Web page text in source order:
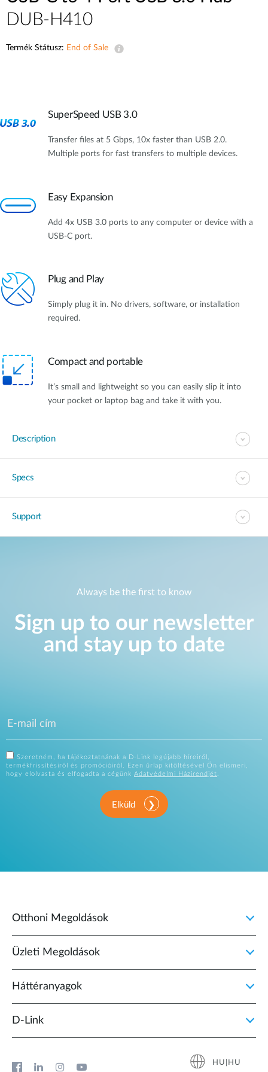
DUB-H410
Termék Státusz: End of Sale
SuperSpeed USB 3.0
Transfer files at 5 Gbps, 10x faster than USB 2.0.
Multiple ports for fast transfers to multiple devices.
Easy Expansion
Add 4x USB 3.0 ports to any computer or device with a
USB-C port.
Plug and Play
Simply plug it in. No drivers, software, or installation
required.
Compact and portable
It’s small and lightweight so you can easily slip it into
your pocket or laptop bag and take it with you.
Description
Specs
Support
Always be the first to know
Sign up to our newsletter
and stay up to date
Szeretném, ha tájékoztatnának a D-Link legújabb híreiről,
termékfrissítésiről és promócióiról. Ezen űrlap kitöltésével Ön elismeri,
hogy elolvasta és elfogadta a cégünk Adatvédelmi Házirendjét
Elküld
Otthoni Megoldások
Üzleti Megoldások
Háttéranyagok
D‑Link
HU|HU